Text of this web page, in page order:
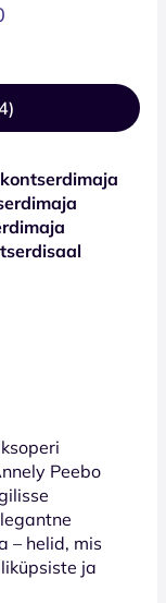
Peebo
– helid, mis
ja